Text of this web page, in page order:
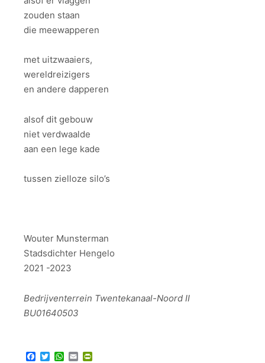
zouden staan
die meewapperen
met uitzwaaiers,
wereldreizigers
en andere dapperen
alsof dit gebouw
niet verdwaalde
aan een lege kade
tussen zielloze silo’s
Wouter Munsterman
Stadsdichter Hengelo
2021 -2023
Bedrijventerrein Twentekanaal-Noord II
BU01640503
Facebook
TwitterWhatsApp
Email